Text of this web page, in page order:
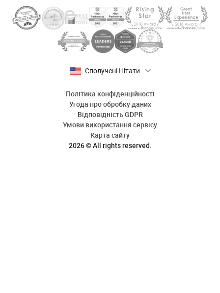
Сполучені Штати
2026 © All rights reserved.
Політика конфіденційності
Угода про обробку даних
Відповідність GDPR
Умови використання сервісу
Карта сайту